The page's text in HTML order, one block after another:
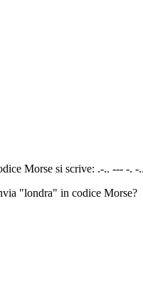
Morse si scrive: .-.. --- -. -
"londra" in codice Morse?